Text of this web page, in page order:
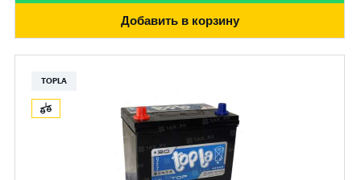
Добавить в корзину
TOPLA